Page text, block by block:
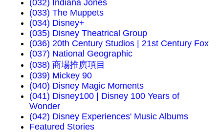
(032) Indiana Jones
(033) The Muppets
(034) Disney+
(035) Disney Theatrical Group
(036) 20th Century Studios | 21st Century Fox
(037) National Geographic
(038) 商場推廣項目
(039) Mickey 90
(040) Disney Magic Moments
(041) Disney100 | Disney 100 Years of
Wonder
(042) Disney Experiences' Music Albums
Featured Stories